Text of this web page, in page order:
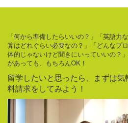
「何から準備したらいいの？」「英語力
算はどれぐらい必要なの？」「どんなプ
体的じゃないけど聞きにいっていいの？
があっても、もちろんOK！
留学したいと思ったら、まずは
料請求をしてみよう！